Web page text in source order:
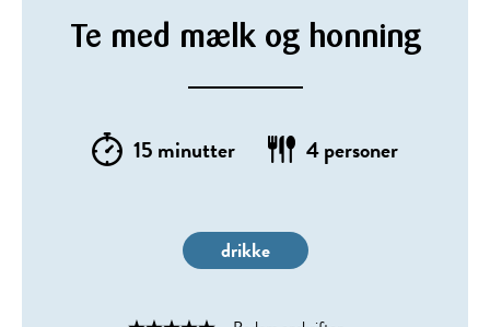
Te med mælk og honning
15 minutter 4 personer
drikke